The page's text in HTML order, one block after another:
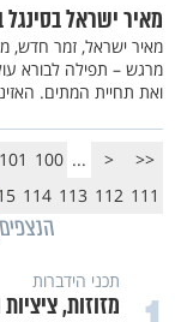
מאיר ישראל
מאיר ישראל, זמר חדש,
מרגש – תפילה לבורא
ואת תחיית המתים.
<<
<
...
100
101
111
112
113
114
הנצפים
תכני הידברות
מזוזות,